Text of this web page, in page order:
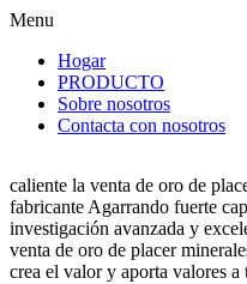
Menu
Hogar
PRODUCTO
Sobre nosotros
Contacta con nosotros
caliente la venta de oro de
fabricante Agarrando fuerte
investigación avanzada y
venta de oro de placer
crea el valor y aporta valores a